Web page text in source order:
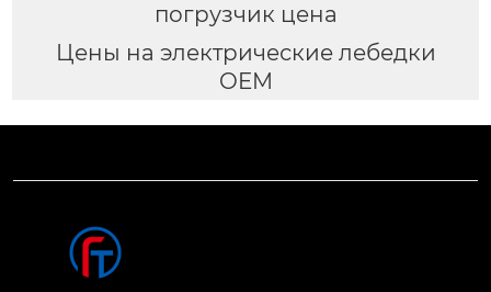
погрузчик цена
Цены на электрические лебедки
OEM